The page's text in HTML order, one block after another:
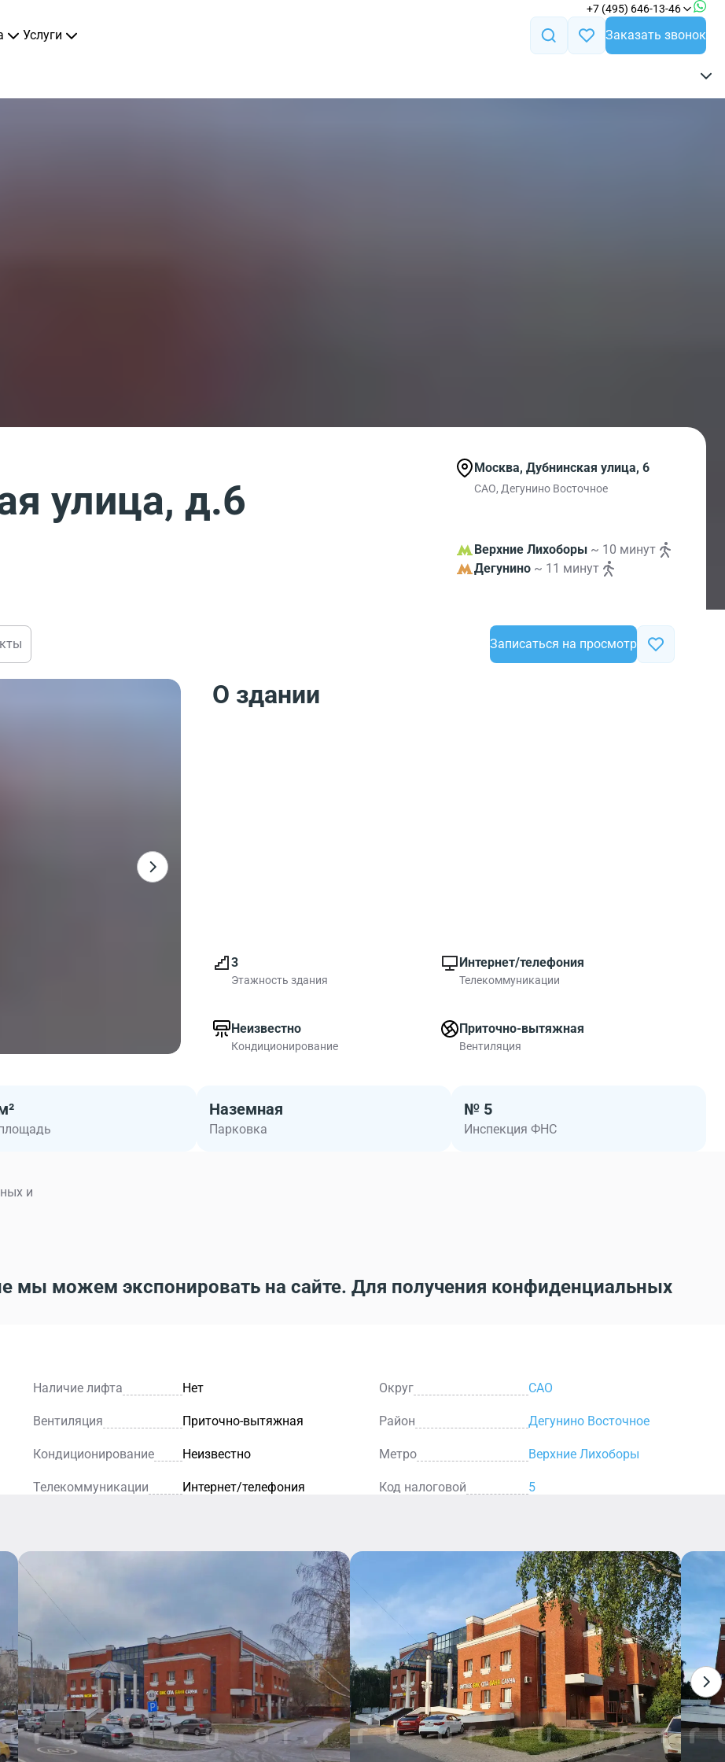
+7 (495) 646-13-46
Услуги Заказать звонок
улица, д.6
Москва, Дубнинская улица, 6
САО, Дегунино Восточное
Верхние Лихоборы ~ 10 минут
Дегунино ~ 11 минут
Записаться на просмотр
О здании
3
Этажность здания
Интернет/телефония
Телекоммуникации
Неизвестно
Кондиционирование
Приточно-вытяжная
Вентиляция
Наземная
Парковка
№ 5
Инспекция ФНС
и
мы можем экспонировать на сайте. Для получения конфиденциальных
Наличие лифта Нет Округ САО
Вентиляция Приточно-вытяжная Район Дегунино Восточное
Кондиционирование Неизвестно Метро Верхние Лихоборы
Телекоммуникации Интернет/телефония Код налоговой 5